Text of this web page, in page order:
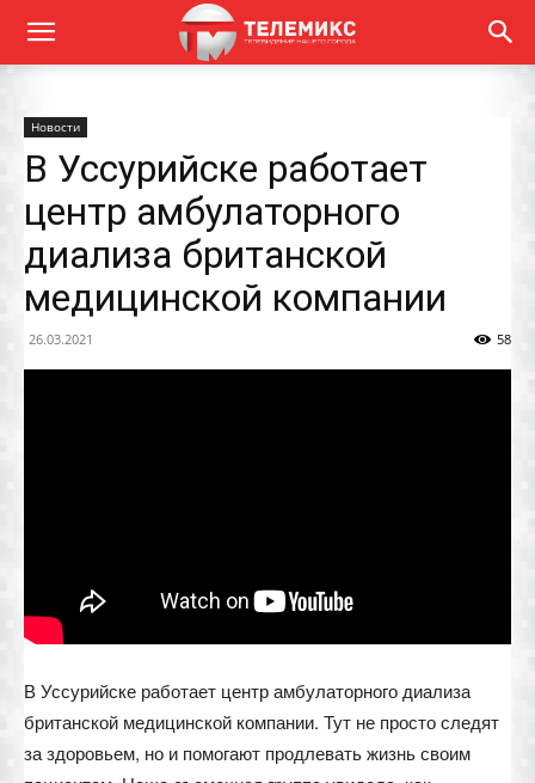
Новости
В Уссурийске работает
центр амбулаторного
диализа британской
медицинской компании
26.03.2021 58
В Уссурийске работает центр амбулаторного диализа
британской медицинской компании. Тут не просто следят
за здоровьем, но и помогают продлевать жизнь своим